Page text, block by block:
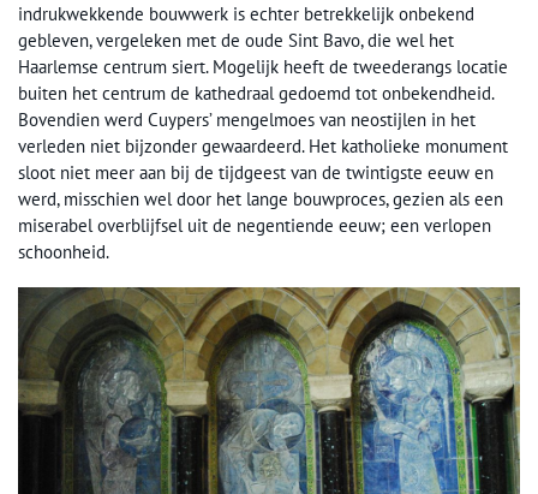
indrukwekkende bouwwerk is echter betrekkelijk onbekend
gebleven, vergeleken met de oude Sint Bavo, die wel het
Haarlemse centrum siert. Mogelijk heeft de tweederangs locatie
buiten het centrum de kathedraal gedoemd tot onbekendheid.
Bovendien werd Cuypers’ mengelmoes van neostijlen in het
verleden niet bijzonder gewaardeerd. Het katholieke monument
sloot niet meer aan bij de tijdgeest van de twintigste eeuw en
werd, misschien wel door het lange bouwproces, gezien als een
miserabel overblijfsel uit de negentiende eeuw; een verlopen
schoonheid.